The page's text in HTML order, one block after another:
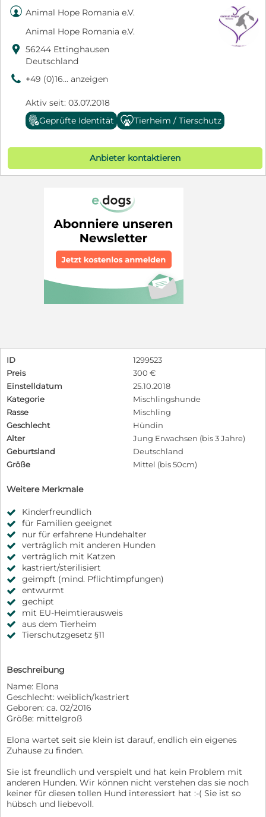
 Animal Hope Romania e.V.
Animal Hope Romania e.V.
 56244 Ettinghausen
Deutschland
9 +49 (0)16... anzeigen
Aktiv seit: 03.07.2018
Geprüfte Identität
Tierheim / Tierschutz
Anbieter kontaktieren
ID
1299523
Preis
300 €
Einstelldatum
25.10.2018
Kategorie
Mischlingshunde
Rasse
Mischling
Geschlecht
Hündin
Alter
Jung Erwachsen (bis 3 Jahre)
Geburtsland
Deutschland
Größe
Mittel (bis 50cm)
Weitere Merkmale
Kinderfreundlich
für Familien geeignet
nur für erfahrene Hundehalter
verträglich mit anderen Hunden
verträglich mit Katzen
kastriert/sterilisiert
geimpft (mind. Pflichtimpfungen)
entwurmt
gechipt
mit EU-Heimtierausweis
aus dem Tierheim
Tierschutzgesetz §11
Beschreibung
Name: Elona
Geschlecht: weiblich/kastriert
Geboren: ca. 02/2016
Größe: mittelgroß
Elona wartet seit sie klein ist darauf, endlich ein eigenes
Zuhause zu finden.
Sie ist freundlich und verspielt und hat kein Problem mit
anderen Hunden. Wir können nicht verstehen das sie noch
keiner für diesen tollen Hund interessiert hat :-( Sie ist so
hübsch und liebevoll.